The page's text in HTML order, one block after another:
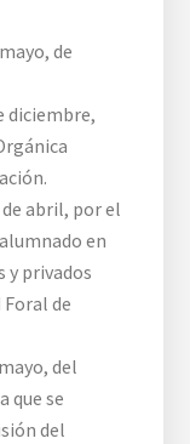
de
diciembre,
de abril, por el
en
y privados
de
del
que se
del